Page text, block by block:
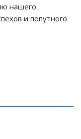
нашего
и попутного